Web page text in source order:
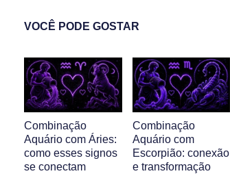
VOCÊ PODE GOSTAR
Combinação
Aquário com Áries:
como esses signos
se conectam
Combinação
Aquário com
Escorpião: conexão
e transformação